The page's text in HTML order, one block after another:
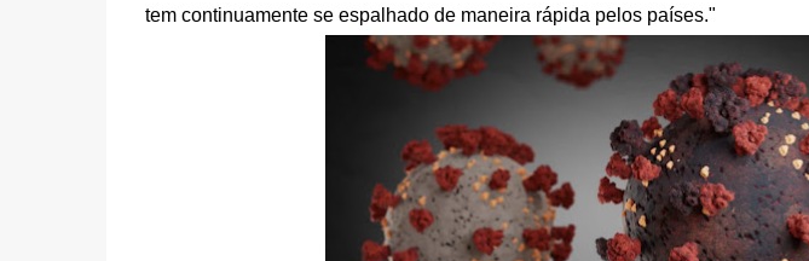
tem continuamente se espalhado de maneira rápida pelos países."